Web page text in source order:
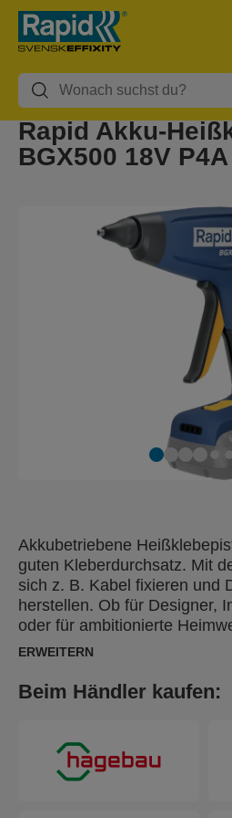
Rapid Akku-
BGX500 18V P4A
Akkubetriebene
guten Kleberdurchsatz. Mit
sich z. B. Kabel fixieren und
herstellen. Ob für Designer,
oder für ambitionierte
gehört einfach in jeden
4-Finger-Abzughebel, mit
Hubverstellung zur
Klebermenge pro
Auswechselbare Düsen
ERWEITERN
Beim Händler kaufen: